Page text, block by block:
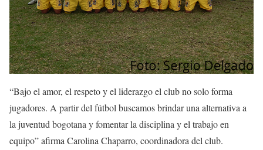
“Bajo el amor, el respeto y el liderazgo el club no solo forma
jugadores. A partir del fútbol buscamos brindar una alternativa a
la juventud bogotana y fomentar la disciplina y el trabajo en
equipo” afirma Carolina Chaparro, coordinadora del club.